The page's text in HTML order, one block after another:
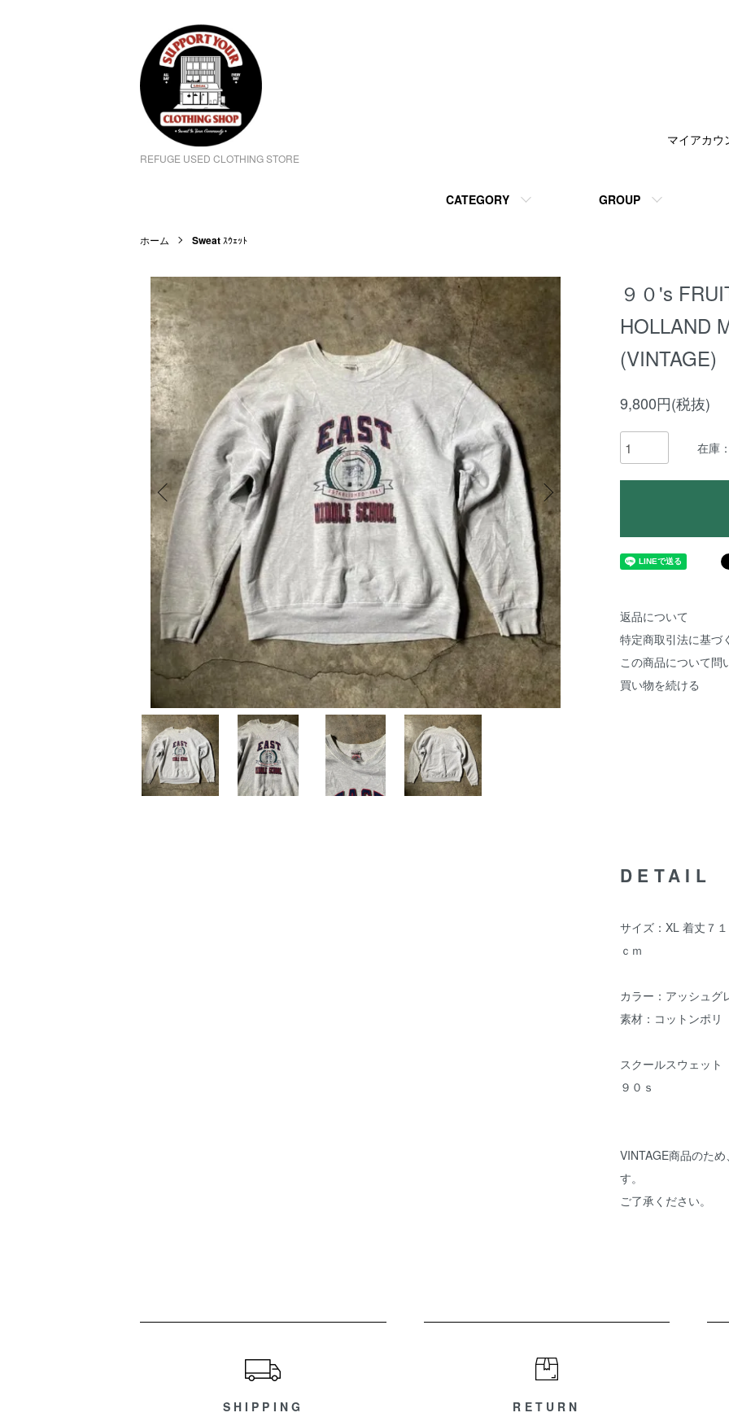
REFUGE USED CLOTHING STORE
CATEGORY GROUP
マイアカウ
ホーム Sweat ｽｳｪｯﾄ
９０'s
HOLLAND
(VINTAGE)
9,800円(税抜)
在庫
返品について
特定商取引法に基づ
この商品について問
買い物を続ける
DETAIL
サイズ：XL 着丈７
ｃｍ
カラー：アッシュグ
素材：コットンポリ
スクールスウェット
９０ｓ
VINTAGE商品のた
す。
ご了承ください。
SHIPPING RETURN